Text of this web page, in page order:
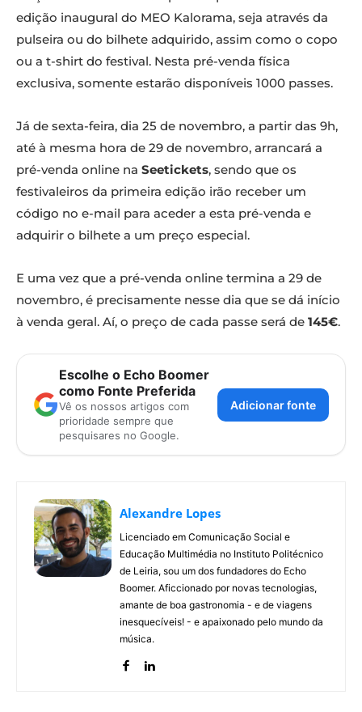
edição inaugural do MEO Kalorama, seja através da
pulseira ou do bilhete adquirido, assim como o copo
ou a t-shirt do festival. Nesta pré-venda física
exclusiva, somente estarão disponíveis 1000 passes.
Já de sexta-feira, dia 25 de novembro, a partir das 9h,
até à mesma hora de 29 de novembro, arrancará a
pré-venda online na Seetickets, sendo que os
festivaleiros da primeira edição irão receber um
código no e-mail para aceder a esta pré-venda e
adquirir o bilhete a um preço especial.
E uma vez que a pré-venda online termina a 29 de
novembro, é precisamente nesse dia que se dá início
à venda geral. Aí, o preço de cada passe será de 145€.
Escolhe o Echo Boomer
como Fonte Preferida
Vê os nossos artigos com
prioridade sempre que
pesquisares no Google.
Adicionar fonte
Alexandre Lopes
Licenciado em Comunicação Social e
Educação Multimédia no Instituto Politécnico
de Leiria, sou um dos fundadores do Echo
Boomer. Aficcionado por novas tecnologias,
amante de boa gastronomia - e de viagens
inesquecíveis! - e apaixonado pelo mundo da
música.